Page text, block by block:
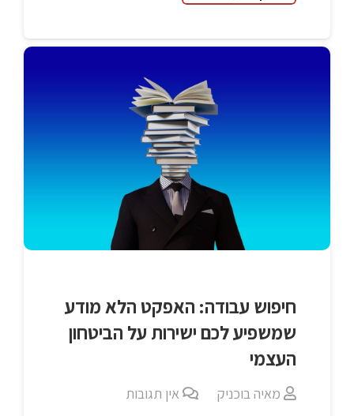
חיפוש עבודה: האפקט הלא מודע
שמשפיע לכם ישירות על הביטחון
העצמי
מאיה בוכניק אין תגובות